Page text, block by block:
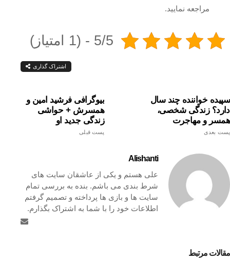
مراجعه نمایید.
5/5 - (1 امتیاز)
اشتراک گذاری
بیوگرافی فرشید امین و
همسرش + حواشی
زندگی جدید او
پست قبلی
سپیده خواننده چند سال
دارد؟ زندگی شخصی،
همسر و مهاجرت
پست بعدی
Alishanti
علی هستم و یکی از عاشقان سایت های
شرط بندی می باشم. بنده به بررسی تمام
سایت ها و بازی ها پرداخته و تصمیم گرفتم
اطلاعات خود را با شما به اشتراک بگذارم.
مقالات مرتبط